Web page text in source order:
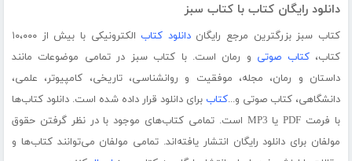
دانلود رایگان کتاب با کتاب سبز
کتاب سبز بزرگترین مرجع رایگاندانلود کتاب
الکترونیکی با بیش از ۱۰،۰۰۰
کتاب،کتاب صوتی و رمان است. با کتاب سبز در تمامی موضوعات مانند
داستان و رمان، مجله، موفقیت و روانشناسی، تاریخی، کامپیوتر، علمی،
دانشگاهی، کتاب صوتی و...کتاب برای دانلود قرار داده شده است. دانلود کتاب‌ها
با فرمت PDF یا MP3 است. تمامی کتاب‌های موجود با در نظر گرفتن حقوق
مولفان برای دانلود رایگان انتشار یافته‌اند. تمامی مولفان می‌توانند کتاب‌ها و